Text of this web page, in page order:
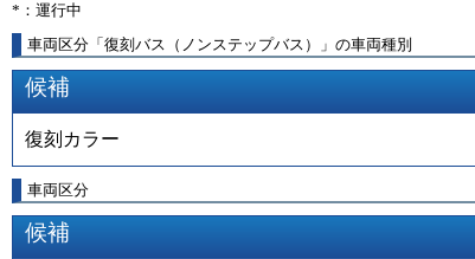
*：運行中
車両区分「復刻バス（ノンステップバス）」の車両種別
候補
復刻カラー
車両区分
候補